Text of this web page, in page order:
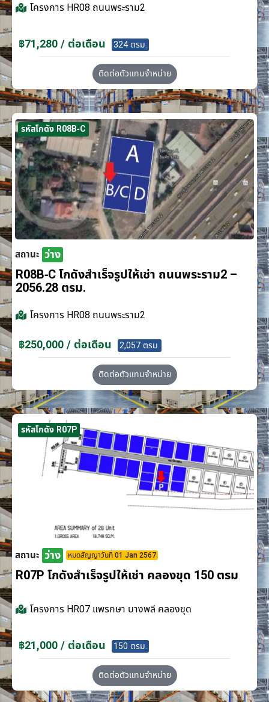
โครงการ HR08 ถนนพระราม2
฿71,280 / ต่อเดือน 324 ตรม.
ติดต่อตัวแทนจำหน่าย
รหัสโกดัง R08B-C
สถานะ ว่าง
R08B-C โกดังสำเร็จรูปให้เช่า ถนนพระราม2 –
2056.28 ตรม.
โครงการ HR08 ถนนพระราม2
฿250,000 / ต่อเดือน 2,057 ตรม.
ติดต่อตัวแทนจำหน่าย
รหัสโกดัง R07P
สถานะ ว่าง หมดสัญญาวันที่ 01 Jan 2567
R07P โกดังสำเร็จรูปให้เช่า คลองขุด 150 ตรม
โครงการ HR07 แพรกษา บางพลี คลองขุด
฿21,000 / ต่อเดือน 150 ตรม.
ติดต่อตัวแทนจำหน่าย